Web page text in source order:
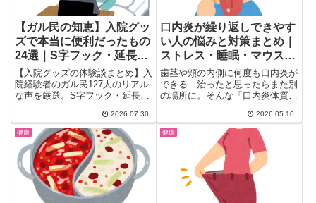
【ガル民の知恵】入院グッ
ズで本当に便利だったもの
24選｜S字フック・延長コ
ード・耳栓の体験談
【入院グッズの体験談まとめ】入
院経験者のガル民127人のリアル
な声を厳選。S字フック・延長コ
利だったものから、紙パンツ・の
ど飴の賛否まで、検索しても出て
こないリアルな持ち物リストを
24項目、体験談つきで一気にチ
ェックできます。
2026.07.30
口内炎が繰り返しできやす
い人の悩みと対策まとめ｜
ストレス・睡眠・マウスウ
ォッシュ…ガル民の体験談
歯茎や頬の内側に何度も口内炎が
できる…治ったと思ったらまた別
の場所に。そんな「口内炎体質」
2026.05.10
健康 健康